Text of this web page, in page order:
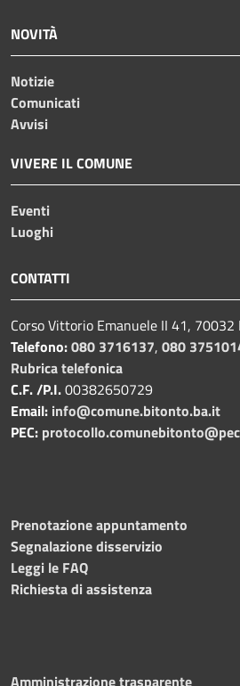
NOVITÀ
Notizie
Comunicati
Avvisi
VIVERE IL COMUNE
Eventi
Luoghi
CONTATTI
Corso Vittorio Emanuele II 41,
Telefono:080 3716137, 080
Rubrica telefonica
C.F. /P.I.00382650729
Email: info@comune.bitonto.ba.it
PEC:
Prenotazione appuntamento
Segnalazione disservizio
Leggi le FAQ
Richiesta di assistenza
Amministrazione trasparente